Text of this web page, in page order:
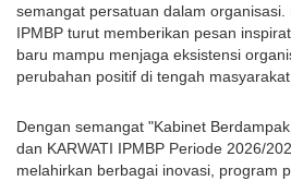
semangat persatuan dalam
IPMBP turut memberikan pesan
baru mampu menjaga eksistensi
perubahan positif di tengah
Dengan semangat "Kabinet
dan KARWATI IPMBP Periode 2026/
melahirkan berbagai inovasi, program